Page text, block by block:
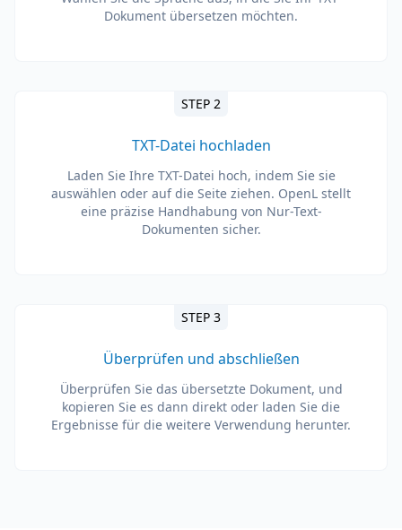
Dokument übersetzen möchten.
STEP 2
TXT-Datei hochladen
Laden Sie Ihre TXT-Datei hoch, indem Sie sie
auswählen oder auf die Seite ziehen. OpenL stellt
eine präzise Handhabung von Nur-Text-
Dokumenten sicher.
STEP 3
Überprüfen und abschließen
Überprüfen Sie das übersetzte Dokument, und
kopieren Sie es dann direkt oder laden Sie die
Ergebnisse für die weitere Verwendung herunter.